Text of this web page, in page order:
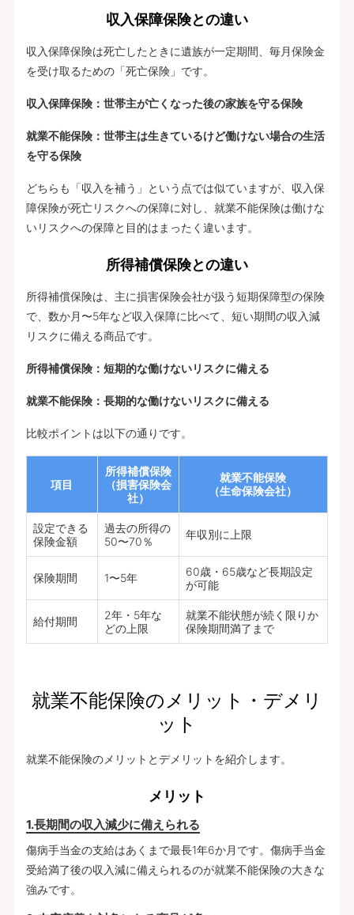
収入保障保険との違い
収入保障保険は死亡したときに遺族が一定期間、毎月保険金
を受け取るための「死亡保険」です。
収入保障保険：世帯主が亡くなった後の家族を守る保険
就業不能保険：世帯主は生きているけど働けない場合の生活
を守る保険
どちらも「収入を補う」という点では似ていますが、収入保
障保険が死亡リスクへの保障に対し、就業不能保険は働けな
いリスクへの保障と目的はまったく違います。
所得補償保険との違い
所得補償保険は、主に損害保険会社が扱う短期保障型の保険
で、数か月〜5年など収入保障に比べて、短い期間の収入減
リスクに備える商品です。
所得補償保険：短期的な働けないリスクに備える
就業不能保険：長期的な働けないリスクに備える
比較ポイントは以下の通りです。
項目
所得補償保険
（損害保険会
社）
就業不能保険
（生命保険会社）
設定できる
保険金額
過去の所得の
50〜70％
年収別に上限
保険期間 1〜5年
60歳・65歳など長期設定
が可能
給付期間
2年・5年な
どの上限
就業不能状態が続く限りか
保険期間満了まで
就業不能保険のメリット・デメリ
ット
就業不能保険のメリットとデメリットを紹介します。
メリット
1.長期間の収入減少に備えられる
傷病手当金の支給はあくまで最長1年6か月です。傷病手当金
受給満了後の収入減に備えられるのが就業不能保険の大きな
強みです。